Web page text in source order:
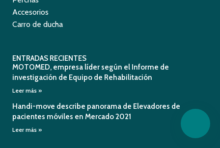
Accesorios
Carro de ducha
ENTRADAS RECIENTES
MOTOMED, empresa líder según el Informe de
investigación de Equipo de Rehabilitación
Leer más »
Handi-move describe panorama de Elevadores de
pacientes móviles en Mercado 2021
Leer más »